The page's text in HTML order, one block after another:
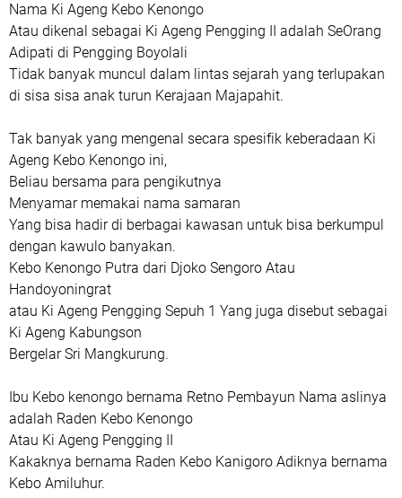
Nama Ki Ageng Kebo Kenongo
Atau dikenal sebagai Ki Ageng Pengging II adalah SeOrang
Adipati di Pengging Boyolali
Tidak banyak muncul dalam lintas sejarah yang terlupakan
di sisa sisa anak turun Kerajaan Majapahit.
Tak banyak yang mengenal secara spesifik keberadaan Ki
Ageng Kebo Kenongo ini,
Beliau bersama para pengikutnya
Menyamar memakai nama samaran
Yang bisa hadir di berbagai kawasan untuk bisa berkumpul
dengan kawulo banyakan.
Kebo Kenongo Putra dari Djoko Sengoro Atau
Handoyoningrat
atau Ki Ageng Pengging Sepuh 1 Yang juga disebut sebagai
Ki Ageng Kabungson
Bergelar Sri Mangkurung.
Ibu Kebo kenongo bernama Retno Pembayun Nama aslinya
adalah Raden Kebo Kenongo
Atau Ki Ageng Pengging II
Kakaknya bernama Raden Kebo Kanigoro Adiknya bernama
Kebo Amiluhur.